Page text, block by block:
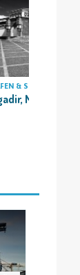
& STÄDTE
Marokko